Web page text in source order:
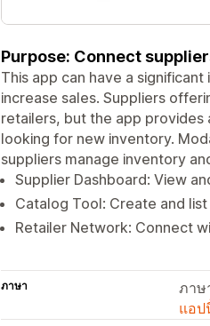
Purpose: Connect
This app can have a
increase sales. Suppliers
retailers, but the app
looking for new inventory.
suppliers manage inventory
Supplier Dashboard: View
Catalog Tool: Create and
Retailer Network: Connect
ภาษา
ภาษ
แอป